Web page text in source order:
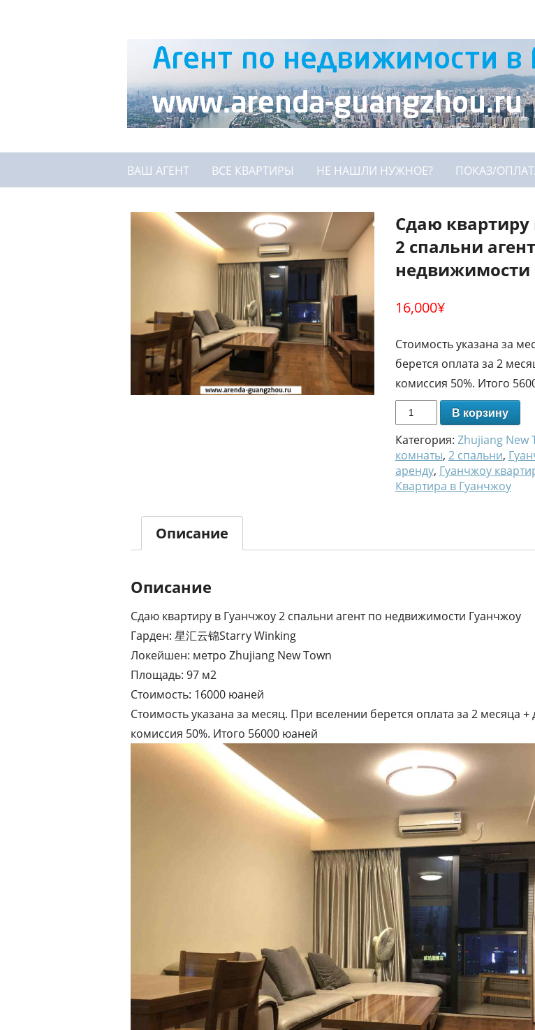
ВАШ АГЕНТ ВСЕ КВАРТИРЫ НЕ НАШЛИ НУЖНОЕ? ПОКАЗ/
Сдаю
2 спальни
недвижимости
16,000¥
Стоимость указана за
берется оплата за 2
комиссия 50%. Итого
В корзину
Категория: Zhujiang New
комнаты, 2 спальни,
аренду, Гуанчжоу
Квартира в Гуанчжоу
Описание
Описание
Сдаю квартиру в Гуанчжоу 2 спальни агент по недвижимости Гуанчжоу
Гарден: 星汇云锦Starry Winking
Локейшен: метро Zhujiang New Town
Площадь: 97 м2
Стоимость: 16000 юаней
Стоимость указана за месяц. При вселении берется оплата за 2 месяца +
комиссия 50%. Итого 56000 юаней